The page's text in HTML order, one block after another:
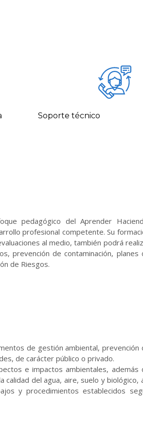
Soporte técnico
pedagógico del Aprender
profesional competente. Su
al medio, también podrá
prevención de contaminación, planes
de Riesgos.
de gestión ambiental, prevención
de carácter público o privado.
e impactos ambientales, además
del agua, aire, suelo y biológico,
y procedimientos establecidos